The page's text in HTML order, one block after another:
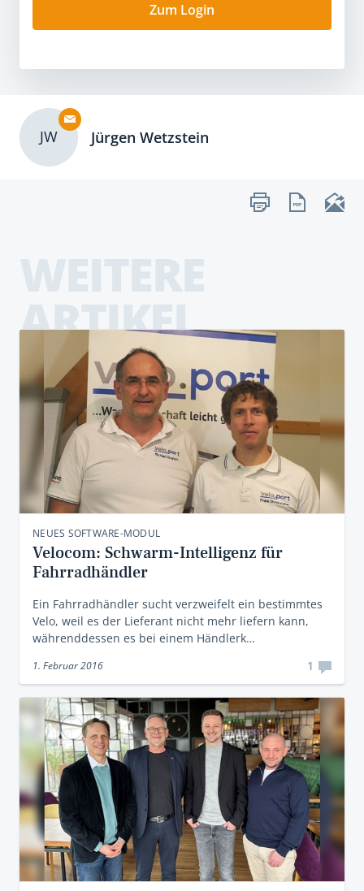
Zum Login
JW Jürgen Wetzstein
ARTIKEL
NEUES SOFTWARE-MODUL
Velocom: Schwarm-Intelligenz für
Fahrradhändler
Ein Fahrradhändler sucht verzweifelt ein bestimmtes
Velo, weil es der Lieferant nicht mehr liefern kann,
währenddessen es bei einem Händlerk…
1. Februar 2016 1